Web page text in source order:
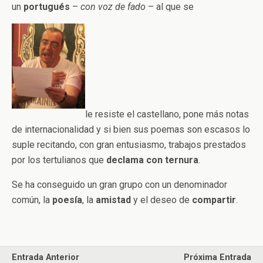
un portugués – con voz de fado – al que se
le resiste el castellano, pone más notas
de internacionalidad y si bien sus poemas son escasos lo
suple recitando, con gran entusiasmo, trabajos prestados
por los tertulianos que declama con ternura.
Se ha conseguido un gran grupo con un denominador
común, la poesía, la amistad y el deseo de compartir.
Entrada Anterior
Próxima Entrada